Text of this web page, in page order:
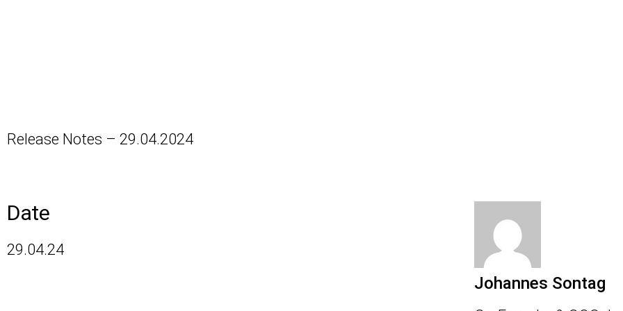
Release Notes – 29.04.2024
Date
29.04.24
Johannes Sontag